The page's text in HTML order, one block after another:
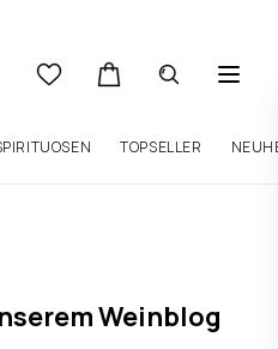
TOPSELLER
Weinblog